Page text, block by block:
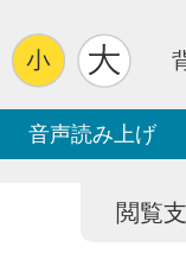
音声読み上げ
閲覧